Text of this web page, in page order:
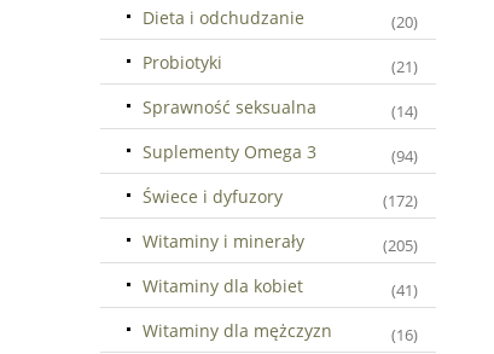
Dieta i odchudzanie (20)
Probiotyki (21)
Sprawność seksualna (14)
Suplementy Omega 3 (94)
Świece i dyfuzory (172)
Witaminy i minerały (205)
Witaminy dla kobiet (41)
Witaminy dla mężczyzn (16)